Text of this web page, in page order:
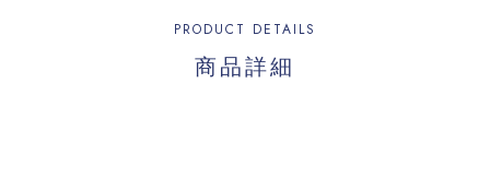
商品詳細
PRODUCT DETAILS